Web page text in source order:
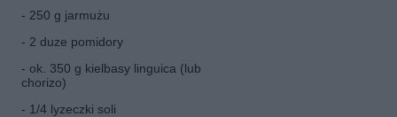
- 250 g jarmużu
- 2 duze pomidory
- ok. 350 g kielbasy linguica (lub
chorizo)
- 1/4 lyzeczki soli